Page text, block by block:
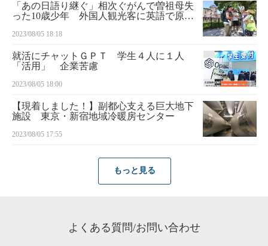
「あの日語り継ぐ」相次ぐがんで曽祖母失
った10歳少年 外国人観光客に英語で原爆
2023/08/05 18:18
就活にチャットＧＰＴ 学生４人に１人
「活用」 企業苦慮
2023/08/05 18:00
【現着しました！】副都心支える巨大地下
施設 東京・新宿地域冷暖房センター
2023/08/05 17:55
もっと見る
よくある質問/お問い合わせ